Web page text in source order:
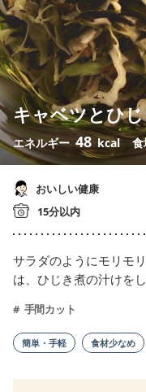
キャベツとひ
エネルギー 48 kcal
おいしい健康
15分以内
サラダのようにモリモ
は、ひじき煮の汁けを
手間カット
簡単・手軽 食材少なめ